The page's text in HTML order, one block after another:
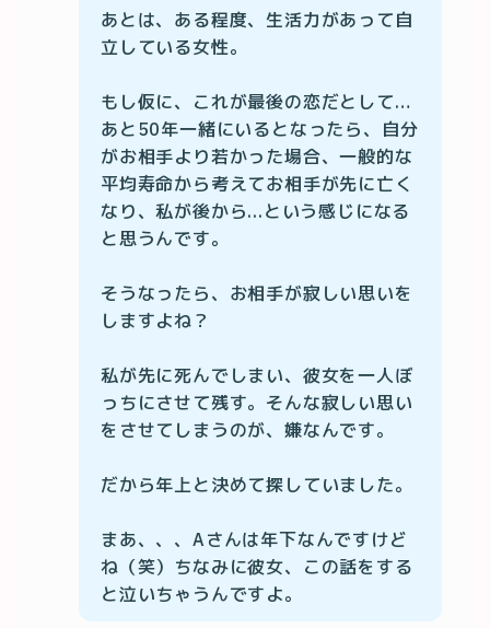
あとは、ある程度、生活力があって自
立している女性。
もし仮に、これが最後の恋だとして…
あと50年一緒にいるとなったら、自分
がお相手より若かった場合、一般的な
平均寿命から考えてお相手が先に亡く
なり、私が後から...という感じになる
と思うんです。
そうなったら、お相手が寂しい思いを
しますよね？
私が先に死んでしまい、彼女を一人ぼ
っちにさせて残す。そんな寂しい思い
をさせてしまうのが、嫌なんです。
だから年上と決めて探していました。
まあ、、、Aさんは年下なんですけど
ね（笑）ちなみに彼女、この話をする
と泣いちゃうんですよ。